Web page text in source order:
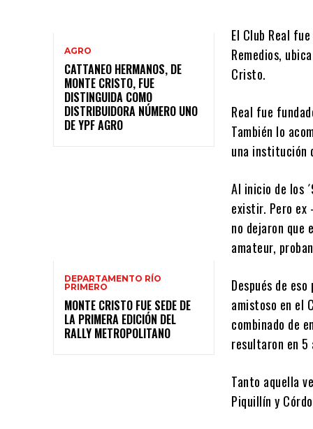
AGRO
CATTANEO HERMANOS, DE
MONTE CRISTO, FUE
DISTINGUIDA COMO
DISTRIBUIDORA NÚMERO UNO
DE YPF AGRO
DEPARTAMENTO RÍO
PRIMERO
MONTE CRISTO FUE SEDE DE
LA PRIMERA EDICIÓN DEL
RALLY METROPOLITANO
El Club Real
Remedios,
Cristo.
Real fue
También lo
una institución
Al inicio de los
existir. Pero ex
no dejaron que
amateur,
Después de
amistoso en el
combinado de
resultaron en 5
Tanto aquella
Piquillín y